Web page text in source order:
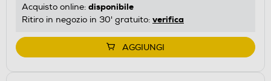
Acquisto online: disponibile
Ritiro in negozio in 30' gratuito: verifica
AGGIUNGI